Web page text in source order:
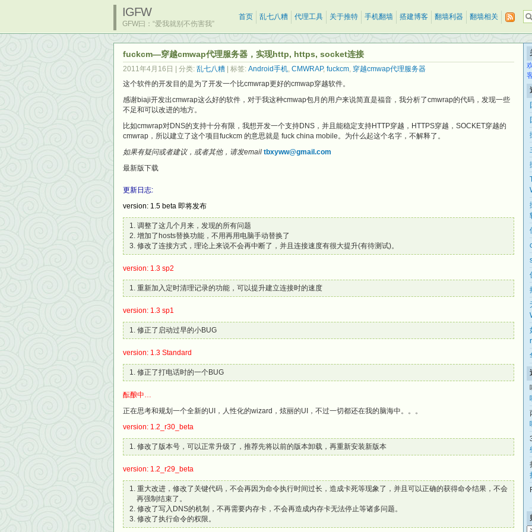
IGFW
GFW曰：“爱我就别不伤害我”
首页 乱七八糟 代理工具 关于推特 手机翻墙 搭建博客 翻墙利器 翻墙相关
fuckcm—穿越cmwap代理服务器，实现http, https, socket连接
2011年4月16日 | 分类: 乱七八糟 | 标签: Android手机, CMWRAP, fuckcm, 穿越cmwap代理服务器
这个软件的开发目的是为了开发一个比cmwrap更好的cmwap穿越软件。
感谢biaji开发出cmwrap这么好的软件，对于我这种cmwap包月的用户来说简直是福音，我分析了cmwrap的代码，发现一些
不足和可以改进的地方。
比如cmwrap对DNS的支持十分有限，我想开发一个支持DNS，并且能稳定支持HTTP穿越，HTTPS穿越，SOCKET穿越的
cmwrap，所以建立了这个项目fuckcm 的意思就是 fuck china mobile。为什么起这个名字，不解释了。
如果有疑问或者建议，或者其他，请发email tbxyww@gmail.com
最新版下载
更新日志:
version: 1.5 beta 即将发布
调整了这几个月来，发现的所有问题
增加了hosts替换功能，不用再用电脑手动替换了
修改了连接方式，理论上来说不会再中断了，并且连接速度有很大提升(有待测试)。
version: 1.3 sp2
重新加入定时清理记录的功能，可以提升建立连接时的速度
version: 1.3 sp1
修正了启动过早的小BUG
version: 1.3 Standard
修正了打电话时的一个BUG
酝酿中…
正在思考和规划一个全新的UI，人性化的wizard，炫丽的UI，不过一切都还在我的脑海中。。。
version: 1.2_r30_beta
修改了版本号，可以正常升级了，推荐先将以前的版本卸载，再重新安装新版本
version: 1.2_r29_beta
重大改进，修改了关键代码，不会再因为命令执行时间过长，造成卡死等现象了，并且可以正确的获得命令结果，不会
再强制结束了。
修改了写入DNS的机制，不再需要内存卡，不会再造成内存卡无法停止等诸多问题。
修改了执行命令的权限。